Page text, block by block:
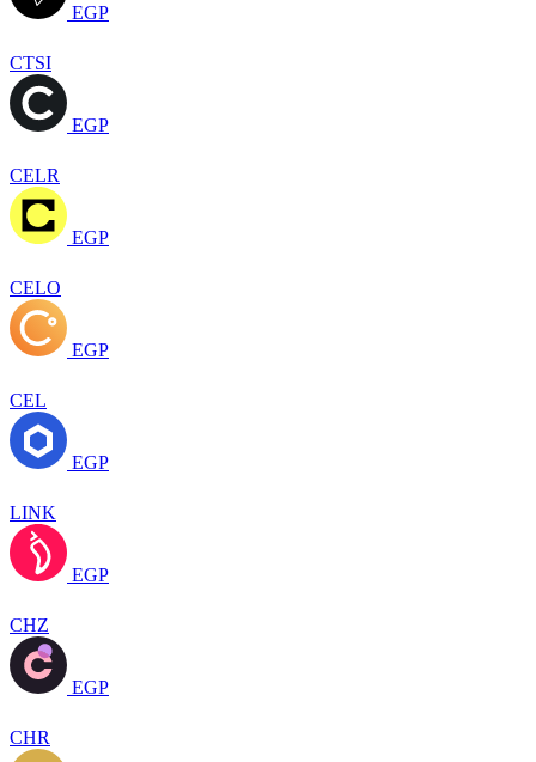
EGP
CTSI
EGP
CELR
EGP
CELO
EGP
CEL
EGP
LINK
EGP
CHZ
EGP
CHR